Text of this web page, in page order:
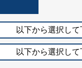
以下から選択し
以下から選択し